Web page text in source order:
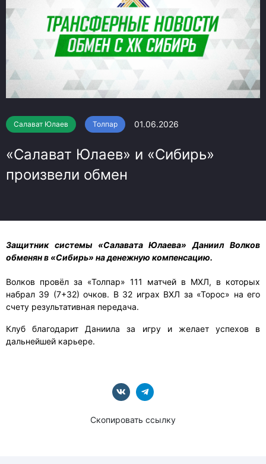
Салават Юлаев Толпар 01.06.2026
«Салават Юлаев» и «Сибирь»
произвели обмен
Защитник системы «Салавата Юлаева» Даниил Волков
обменян в «Сибирь» на денежную компенсацию.
Волков провёл за «Толпар» 111 матчей в МХЛ, в которых
набрал 39 (7+32) очков. В 32 играх ВХЛ за «Торос» на его
счету результативная передача.
Клуб благодарит Даниила за игру и желает успехов в
дальнейшей карьере.
Скопировать ссылку